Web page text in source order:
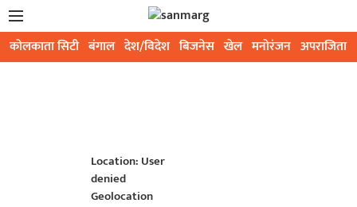
कोलकाता सिटी बंगाल देश/विदेश बिजनेस खेल मनोरंजन अपराजिता
Location: User
denied
Geolocation